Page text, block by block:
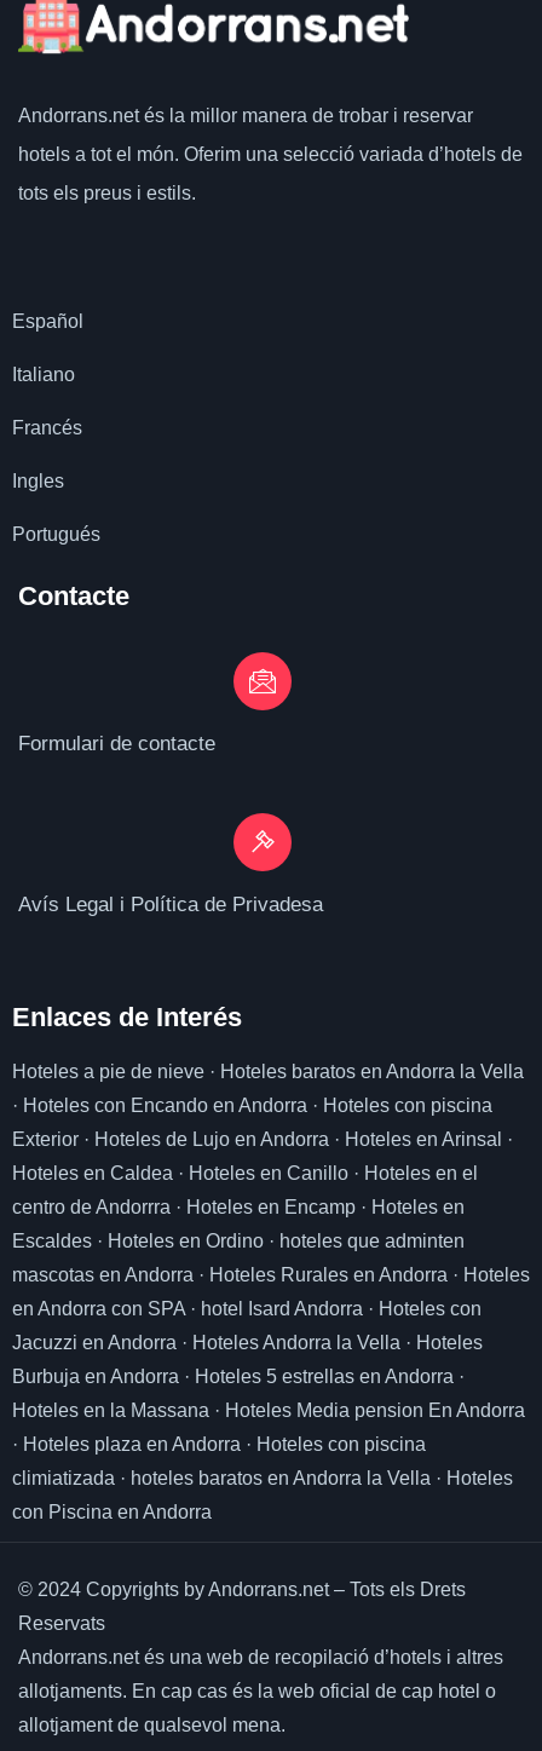
Andorrans.netés la millor manera de trobar i reservar
hotels a tot el món. Oferim una selecció variada d’hotels de
tots els preus i estils.
Español
Italiano
Francés
Ingles
Portugués
Contacte
Formulari de contacte
Avís Legal i Política de Privadesa
Enlaces de Interés
Hoteles a pie de nieve · Hoteles baratos en Andorra la Vella
· Hoteles con Encando en Andorra · Hoteles con piscina
Exterior · Hoteles de Lujo en Andorra · Hoteles en Arinsal
·
Hoteles en Caldea · Hoteles en Canillo · Hoteles en el
centro de Andorrra · Hoteles en Encamp · Hoteles en
Escaldes · Hoteles en Ordino · hoteles que adminten
mascotas en Andorra · Hoteles Rurales en Andorra · Hoteles
en Andorra con SPA · hotel Isard Andorra · Hoteles con
Jacuzzi en Andorra · Hoteles Andorra la Vella · Hoteles
Burbuja en Andorra · Hoteles 5 estrellas en Andorra ·
Hoteles en la Massana · Hoteles Media pension En Andorra
· Hoteles plaza en Andorra · Hoteles con piscina
climiatizada · hoteles baratos en Andorra la Vella · Hoteles
con Piscina en Andorra
© 2024 Copyrights by Andorrans.net – Tots els Drets
Reservats
Andorrans.net és una web de recopilació d’hotels i altres
allotjaments. En cap cas és la web oficial de cap hotel o
allotjament de qualsevol mena.